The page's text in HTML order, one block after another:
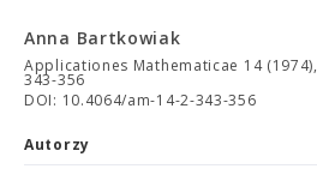
Anna Bartkowiak
Applicationes Mathematicae 14 (1974),
343-356
DOI: 10.4064/am-14-2-343-356
Autorzy